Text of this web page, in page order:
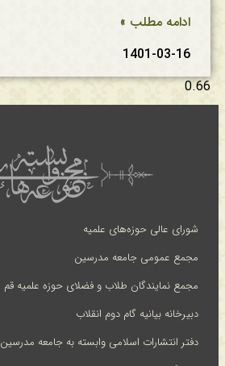
ادامه مطلب »
1401-03-16
شورای عالی حوزه‌های علمیه
مجمع عمومی جامعه مدرسین
مجمع نمایندگان طلاب و فضلای حوزه علمیه قم
دبیرخانه بیانیه گام دوم انقلاب
دفتر انتشارات اسلامی وابسته به جامعه مدرسین